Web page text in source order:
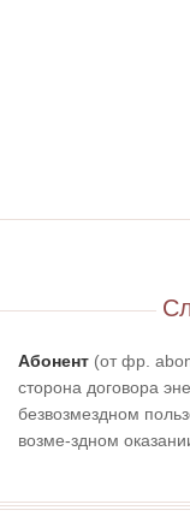
Абонент (от фр.
сторона договора
безвозмездном
возме-здном